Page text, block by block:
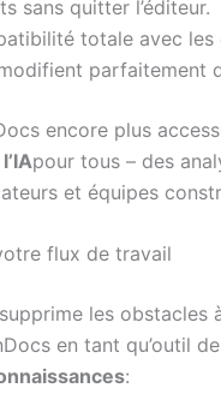
sans quitter l’éditeur.
totale avec
parfaitement
encore plus
pour tous – des
et équipes
flux de travail
supprime les
en tant qu’outil
: